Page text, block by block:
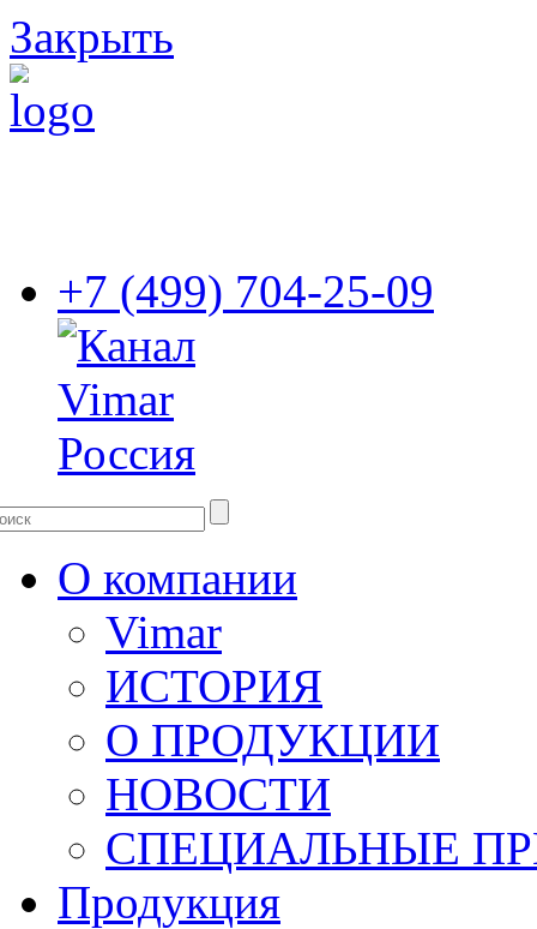
Закрыть
+7 (499) 704-25-09
О компании
Vimar
ИСТОРИЯ
О ПРОДУКЦИИ
НОВОСТИ
СПЕЦИАЛЬНЫЕ
Продукция